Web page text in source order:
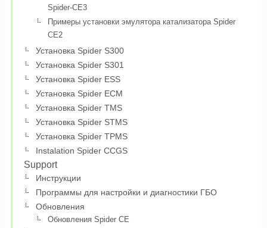
Spider-CE3
Примеры установки эмулятора катализатора Spider
CE2
Установка Spider S300
Установка Spider S301
Установка Spider ESS
Установка Spider ECM
Установка Spider TMS
Установка Spider STMS
Установка Spider TPMS
Instalation Spider CCGS
Support
Инструкции
Программы для настройки и диагностики ГБО
Обновления
Обновления Spider CE